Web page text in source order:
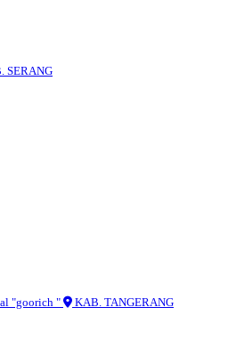
SERANG
"goorich "
KAB. TANGERANG